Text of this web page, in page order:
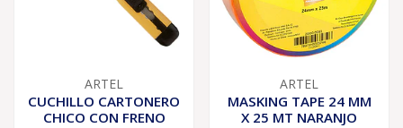
ARTEL
CUCHILLO CARTONERO
CHICO CON FRENO
ARTEL
MASKING TAPE 24 MM
X 25 MT NARANJO